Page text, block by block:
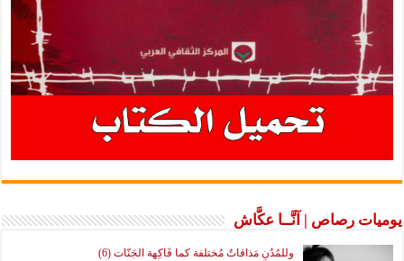
يوميات رصاص | آنَّــا عكَّاش
وللمُدُنِ مَذاقاتٌ مُختلفة كما فَاكِهة الجَنّات (6)